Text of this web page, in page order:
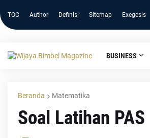
TOC Author Definisi Sitemap Exegesis
BUSINESS
Beranda Matematika
Soal Latihan